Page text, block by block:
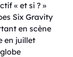
« et si ? »
Six Gravity
en scène
en juillet